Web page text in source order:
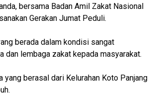
bersama Badan Amil Zakat Nasional
Gerakan Jumat Peduli.
berada dalam kondisi sangat
dan lembaga zakat kepada masyarakat.
berasal dari Kelurahan Koto Panjang